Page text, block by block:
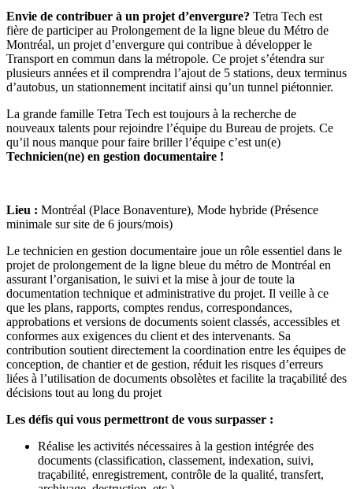
Envie de contribuer à un projet d’envergure? Tetra Tech est
fière de participer au Prolongement de la ligne bleue du Métro de
Montréal, un projet d’envergure qui contribue à développer le
Transport en commun dans la métropole. Ce projet s’étendra sur
plusieurs années et il comprendra l’ajout de 5 stations, deux terminus
d’autobus, un stationnement incitatif ainsi qu’un tunnel piétonnier.
La grande famille Tetra Tech est toujours à la recherche de
nouveaux talents pour rejoindre l’équipe du Bureau de projets. Ce
qu’il nous manque pour faire briller l’équipe c’est un(e)
Technicien(ne) en gestion documentaire !
Lieu : Montréal (Place Bonaventure), Mode hybride (Présence
minimale sur site de 6 jours/mois)
Le technicien en gestion documentaire joue un rôle essentiel dans le
projet de prolongement de la ligne bleue du métro de Montréal en
assurant l’organisation, le suivi et la mise à jour de toute la
documentation technique et administrative du projet. Il veille à ce
que les plans, rapports, comptes rendus, correspondances,
approbations et versions de documents soient classés, accessibles et
conformes aux exigences du client et des intervenants. Sa
contribution soutient directement la coordination entre les équipes de
conception, de chantier et de gestion, réduit les risques d’erreurs
liées à l’utilisation de documents obsolètes et facilite la traçabilité des
décisions tout au long du projet
Les défis qui vous permettront de vous surpasser :
Réalise les activités nécessaires à la gestion intégrée des
documents (classification, classement, indexation, suivi,
traçabilité, enregistrement, contrôle de la qualité, transfert,